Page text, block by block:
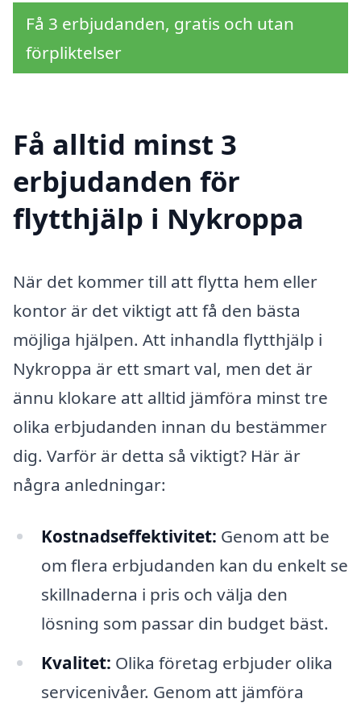
Få 3 erbjudanden, gratis och utan
förpliktelser
Få alltid minst 3
erbjudanden för
flytthjälp i Nykroppa
När det kommer till att flytta hem eller
kontor är det viktigt att få den bästa
möjliga hjälpen. Att inhandla flytthjälp i
Nykroppa är ett smart val, men det är
ännu klokare att alltid jämföra minst tre
olika erbjudanden innan du bestämmer
dig. Varför är detta så viktigt? Här är
några anledningar:
Kostnadseffektivitet: Genom att be
om flera erbjudanden kan du enkelt se
skillnaderna i pris och välja den
lösning som passar din budget bäst.
Kvalitet: Olika företag erbjuder olika
servicenivåer. Genom att jämföra